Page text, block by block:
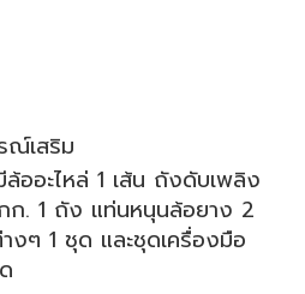
ณ์เสริม
ออะไหล่ 1 เส้น ถังดับเพลิง
. 1 ถัง แท่นหนุนล้อยาง 2
ๆ 1 ชุด และชุดเครื่องมือ